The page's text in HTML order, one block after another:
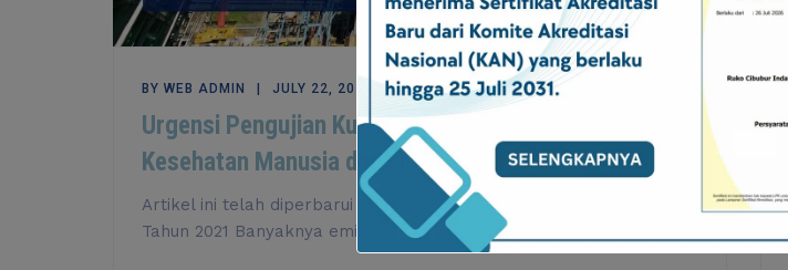
BY WEB ADMIN JULY 22, 2025
Urgensi Pengujian Kualitas Udara dalam Menjaga
Kesehatan Manusia dan Lingkungan
Artikel ini telah diperbarui pada Juli 2026 sesuai dengan PP No. 22
Tahun 2021 Banyaknya emisi ud...